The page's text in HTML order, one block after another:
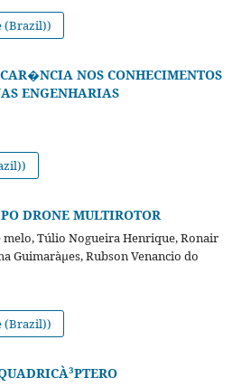
(Brazil))
NOS CONHECIMENTOS
ENGENHARIAS
DRONE MULTIROTOR
Túlio Nogueira Henrique, Ronair
Guimaràµes, Rubson Venancio do
(Brazil))